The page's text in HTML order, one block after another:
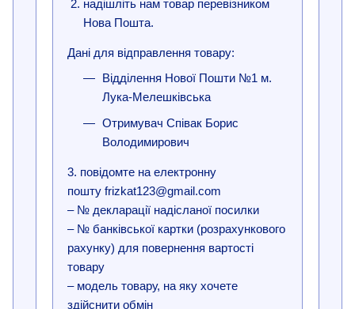
надішліть нам товар перевізником
Нова Пошта.
Дані для відправлення товару:
Відділення Нової Пошти №1 м.
Лука-Мелешківська
Отримувач Співак Борис
Володимирович
3. повідомте на електронну
пошту frizkat123@gmail.com
– № декларації надісланої посилки
– № банківської картки (розрахункового
рахунку) для повернення вартості
товару
– модель товару, на яку хочете
здійснити обмін